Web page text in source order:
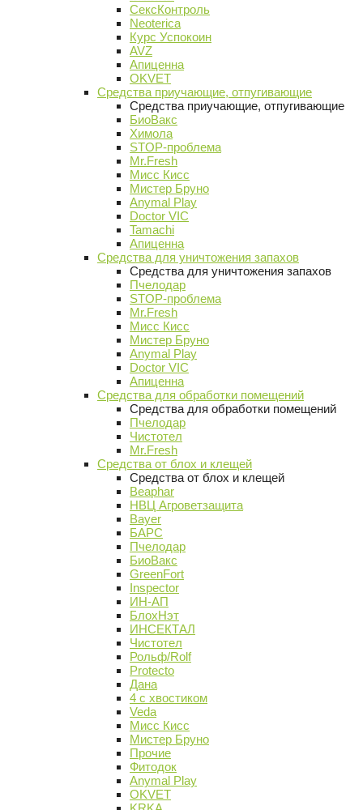
СексКонтроль
Neoterica
Курс Успокоин
AVZ
Апиценна
OKVET
Средства приучающие, отпугивающие
Средства приучающие, отпугивающие
БиоВакс
Химола
STOP-проблема
Mr.Fresh
Мисс Кисс
Мистер Бруно
Anymal Play
Doctor VIC
Tamachi
Апиценна
Средства для уничтожения запахов
Средства для уничтожения запахов
Пчелодар
STOP-проблема
Mr.Fresh
Мисс Кисс
Мистер Бруно
Anymal Play
Doctor VIC
Апиценна
Средства для обработки помещений
Средства для обработки помещений
Пчелодар
Чистотел
Mr.Fresh
Средства от блох и клещей
Средства от блох и клещей
Beaphar
НВЦ Агроветзащита
Bayer
БАРС
Пчелодар
БиоВакс
GreenFort
Inspector
ИН-АП
БлохНэт
ИНСЕКТАЛ
Чистотел
Рольф/Rolf
Protecto
Дана
4 с хвостиком
Veda
Мисс Кисс
Мистер Бруно
Прочие
Фитодок
Anymal Play
OKVET